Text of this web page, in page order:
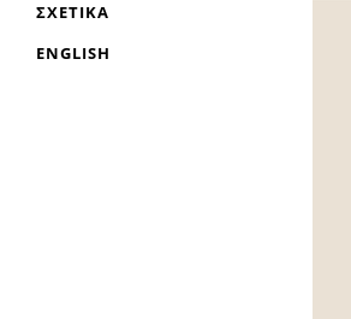
ΣΧΕΤΙΚΆ
ENGLISH